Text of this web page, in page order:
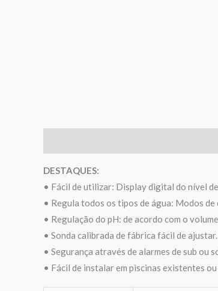
DESTAQUES:
• Fácil de utilizar: Display digital do nível
• Regula todos os tipos de água: Modos
• Regulação do pH: de acordo com o
• Sonda calibrada de fábrica fácil de ajustar.
• Segurança através de alarmes de sub ou
• Fácil de instalar em piscinas existentes